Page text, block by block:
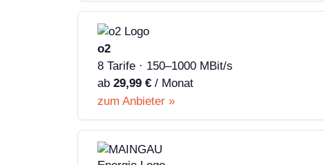
o2
8 Tarife · 150–1000 MBit/s
ab 29,99 € / Monat
zum Anbieter »